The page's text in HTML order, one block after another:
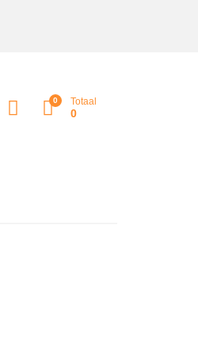
0 Totaal
0